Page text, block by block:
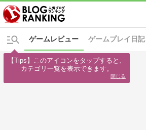
ゲームプレイ日記
ゲームレビュー
【Tips】このアイコンをタップすると、
カテゴリ一覧を表示できます。
閉じる